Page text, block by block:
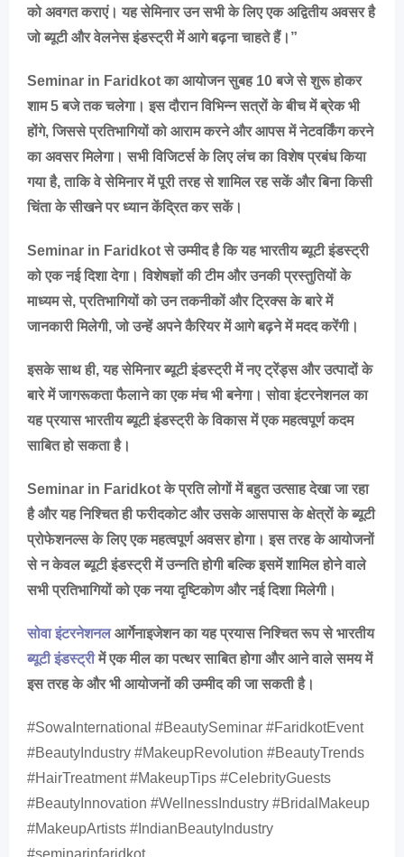
को अवगत कराएं। यह सेमिनार उन सभी के लिए एक अद्वितीय अवसर है
जो ब्यूटी और वेलनेस इंडस्ट्री में आगे बढ़ना चाहते हैं।”
Seminar in Faridkot का आयोजन सुबह 10 बजे से शुरू होकर
शाम 5 बजे तक चलेगा। इस दौरान विभिन्न सत्रों के बीच में ब्रेक भी
होंगे, जिससे प्रतिभागियों को आराम करने और आपस में नेटवर्किंग करने
का अवसर मिलेगा। सभी विजिटर्स के लिए लंच का विशेष प्रबंध किया
गया है, ताकि वे सेमिनार में पूरी तरह से शामिल रह सकें और बिना किसी
चिंता के सीखने पर ध्यान केंद्रित कर सकें।
Seminar in Faridkot से उम्मीद है कि यह भारतीय ब्यूटी इंडस्ट्री
को एक नई दिशा देगा। विशेषज्ञों की टीम और उनकी प्रस्तुतियों के
माध्यम से, प्रतिभागियों को उन तकनीकों और ट्रिक्स के बारे में
जानकारी मिलेगी, जो उन्हें अपने कैरियर में आगे बढ़ने में मदद करेंगी।
इसके साथ ही, यह सेमिनार ब्यूटी इंडस्ट्री में नए ट्रेंड्स और उत्पादों के
बारे में जागरूकता फैलाने का एक मंच भी बनेगा। सोवा इंटरनेशनल का
यह प्रयास भारतीय ब्यूटी इंडस्ट्री के विकास में एक महत्वपूर्ण कदम
साबित हो सकता है।
Seminar in Faridkot के प्रति लोगों में बहुत उत्साह देखा जा रहा
है और यह निश्चित ही फरीदकोट और उसके आसपास के क्षेत्रों के ब्यूटी
प्रोफेशनल्स के लिए एक महत्वपूर्ण अवसर होगा। इस तरह के आयोजनों
से न केवल ब्यूटी इंडस्ट्री में उन्नति होगी बल्कि इसमें शामिल होने वाले
सभी प्रतिभागियों को एक नया दृष्टिकोण और नई दिशा मिलेगी।
सोवा इंटरनेशनलआर्गेनाइजेशन का यह प्रयास निश्चित रूप से भारतीय
ब्यूटी इंडस्ट्रीमें एक मील का पत्थर साबित होगा और आने वाले समय में
इस तरह के और भी आयोजनों की उम्मीद की जा सकती है।
#SowaInternational #BeautySeminar #FaridkotEvent
#BeautyIndustry #MakeupRevolution #BeautyTrends
#HairTreatment #MakeupTips #CelebrityGuests
#BeautyInnovation #WellnessIndustry #BridalMakeup
#MakeupArtists #IndianBeautyIndustry
#seminarinfaridkot